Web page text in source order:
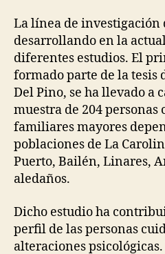
S
V
A
L
U
A
T
I
O
La línea de investigación
desarrollando en la
diferentes estudios. El
formado parte de la tesis
Del Pino, se ha llevado a
muestra de 204 personas
familiares mayores
poblaciones de La
Puerto, Bailén, Linares,
aledaños.
Dicho estudio ha
perfil de las personas
alteraciones psicológicas.